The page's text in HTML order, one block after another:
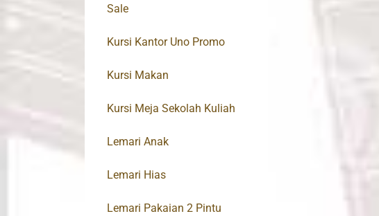
Sale
Kursi Kantor Uno Promo
Kursi Makan
Kursi Meja Sekolah Kuliah
Lemari Anak
Lemari Hias
Lemari Pakaian 2 Pintu